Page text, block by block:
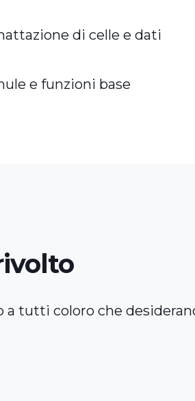
di celle e dati
e funzioni base
a tutti coloro che